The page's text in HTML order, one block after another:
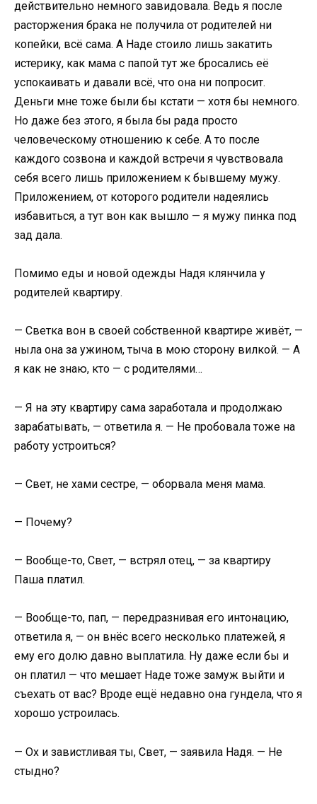
действительно немного завидовала. Ведь я после
расторжения брака не получила от родителей ни
копейки, всё сама. А Наде стоило лишь закатить
истерику, как мама с папой тут же бросались её
успокаивать и давали всё, что она ни попросит.
Деньги мне тоже были бы кстати — хотя бы немного.
Но даже без этого, я была бы рада просто
человеческому отношению к себе. А то после
каждого созвона и каждой встречи я чувствовала
себя всего лишь приложением к бывшему мужу.
Приложением, от которого родители надеялись
избавиться, а тут вон как вышло — я мужу пинка под
зад дала.
Помимо еды и новой одежды Надя клянчила у
родителей квартиру.
— Светка вон в своей собственной квартире живёт, —
ныла она за ужином, тыча в мою сторону вилкой. — А
я как не знаю, кто — с родителями…
— Я на эту квартиру сама заработала и продолжаю
зарабатывать, — ответила я. — Не пробовала тоже на
работу устроиться?
— Свет, не хами сестре, — оборвала меня мама.
— Почему?
— Вообще-то, Свет, — встрял отец, — за квартиру
Паша платил.
— Вообще-то, пап, — передразнивая его интонацию,
ответила я, — он внёс всего несколько платежей, я
ему его долю давно выплатила. Ну даже если бы и
он платил — что мешает Наде тоже замуж выйти и
съехать от вас? Вроде ещё недавно она гундела, что я
хорошо устроилась.
— Ох и завистливая ты, Свет, — заявила Надя. — Не
стыдно?